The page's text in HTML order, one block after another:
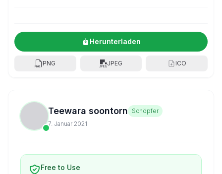
Herunterladen
PNG JPEG ICO
Teewara soontorn
Schöpfer
7. Januar 2021
Free to Use